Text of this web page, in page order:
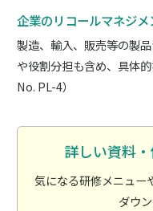
企業のリコールマネジ
製造、輸入、販売等の製
や役割分担も含め、具体
No. PL-4）
詳しい資料
気になる研修メニュー
ダウ